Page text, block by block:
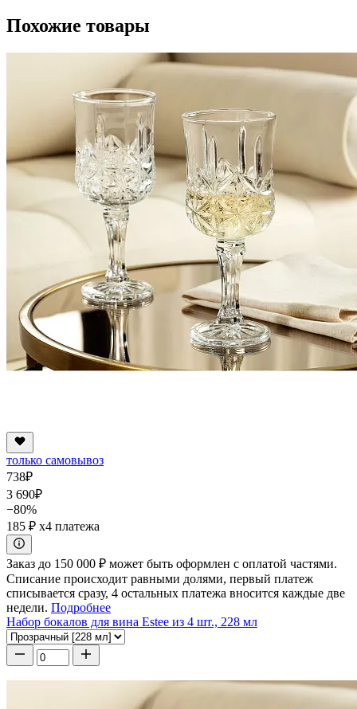
Похожие товары
только самовывоз
738₽
3 690₽
−80%
185 ₽ x4 платежа
Заказ до 150 000 ₽ может быть оформлен с оплатой частями.
Списание происходит равными долями, первый платеж
списывается сразу, 4 остальных платежа вносится каждые две
недели. Подробнее
Набор бокалов для вина Estee из 4 шт., 228 мл